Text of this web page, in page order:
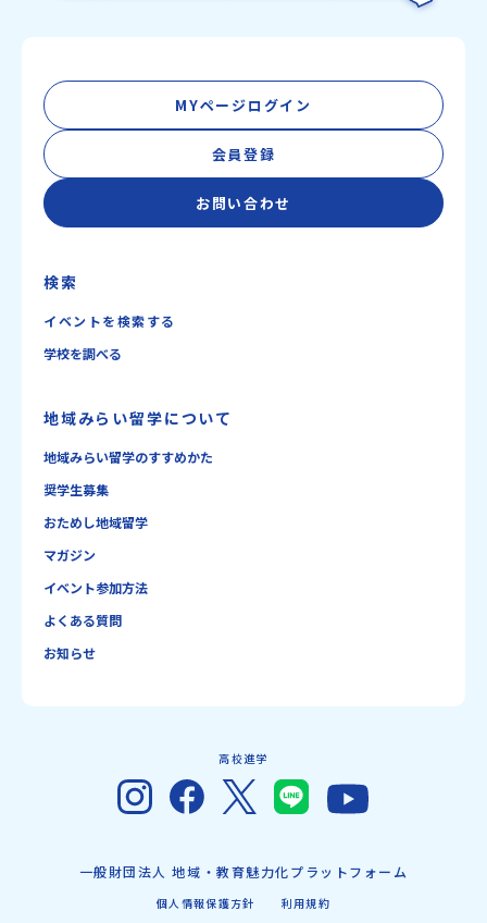
MYページログイン
会員登録
お問い合わせ
検索
イベントを検索する
学校を調べる
地域みらい留学について
地域みらい留学のすすめかた
奨学生募集
おためし地域留学
マガジン
イベント参加方法
よくある質問
お知らせ
高校進学
一般財団法人 地域・教育魅力化プラットフォーム
個人情報保護方針 利用規約